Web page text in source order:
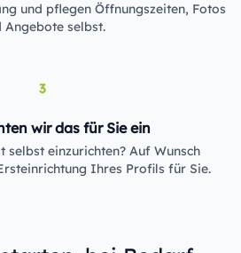
und pflegen Öffnungszeiten, Fotos
Angebote selbst.
3
wir das für Sie ein
selbst einzurichten? Auf Wunsch
Ihres Profils für Sie.